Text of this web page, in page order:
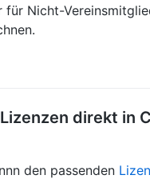
für Nicht-
direkt in
den passenden